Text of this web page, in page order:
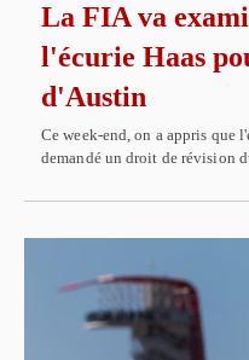
La FIA va
l'écurie Haas
d'Austin
Ce week-end, on a appris que
demandé un droit de révision